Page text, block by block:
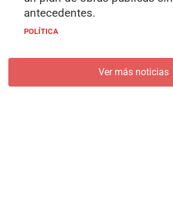
antecedentes.
POLÍTICA
Ver más noticias